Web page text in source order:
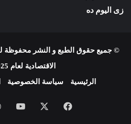
زى اليوم ده
© جميع حقوق الطبع و النشر محفوظة لـ
الاقتصادية لعام 2025 م
الرئيسية
سياسة الخصوصية
فيسبوك